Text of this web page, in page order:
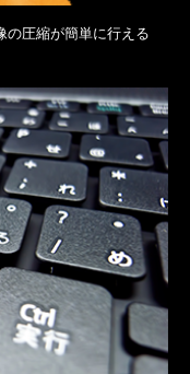
の圧縮が簡単に行える